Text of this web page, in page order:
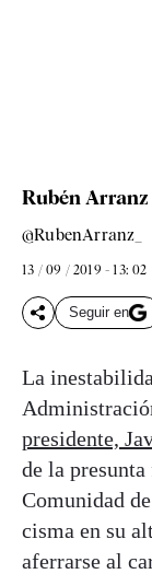
Rubén Arranz
@RubenArranz_
13 / 09 / 2019 - 13: 02
Seguir en
La
presidente,
de la
Comunidad
cisma en su
aferrarse al